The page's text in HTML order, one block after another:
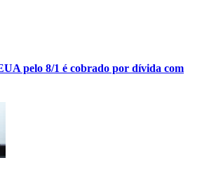
pelo 8/1 é cobrado por dívida com